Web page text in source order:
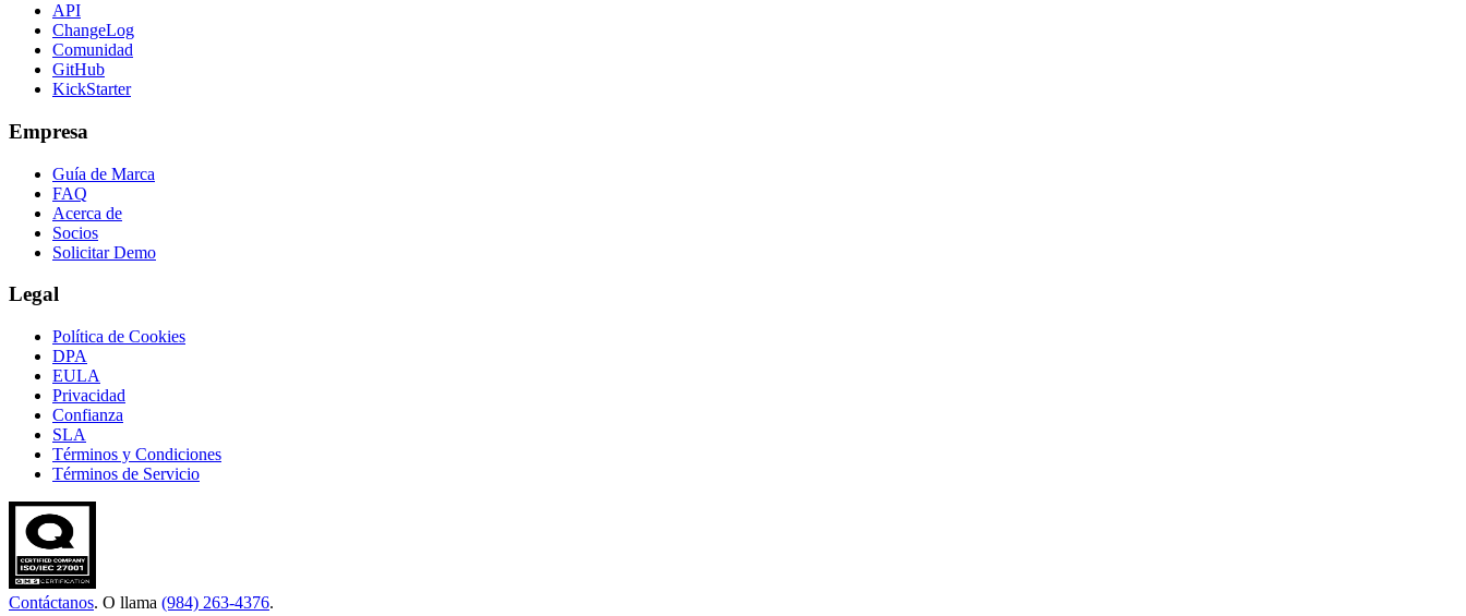
API
ChangeLog
Comunidad
GitHub
KickStarter
Empresa
Guía de Marca
FAQ
Acerca de
Socios
Solicitar Demo
Legal
Política de Cookies
DPA
EULA
Privacidad
Confianza
SLA
Términos y Condiciones
Términos de Servicio
Contáctanos. O llama (984) 263-4376.